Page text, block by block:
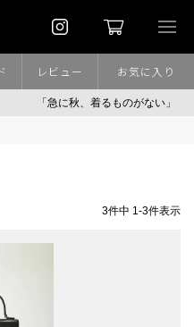
「急に秋、着るものがない」
レビュー お気に入り
3件中 1-3件表示